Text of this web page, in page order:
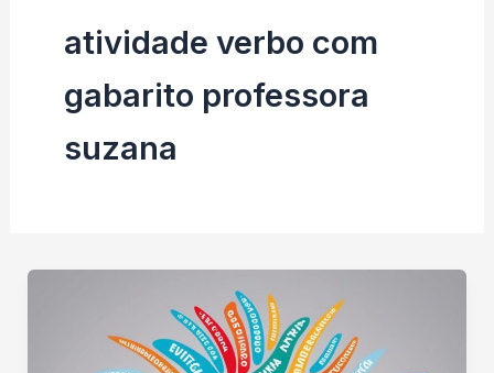
atividade verbo com
gabarito professora
suzana